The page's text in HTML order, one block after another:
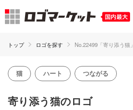
トップ ロゴを探す No.22499「寄り添う猫」
猫 ハート つながる
寄り添う猫のロゴ